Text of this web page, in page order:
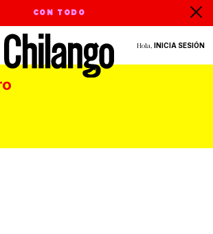
CON TODO
Hola, INICIA SESIÓN